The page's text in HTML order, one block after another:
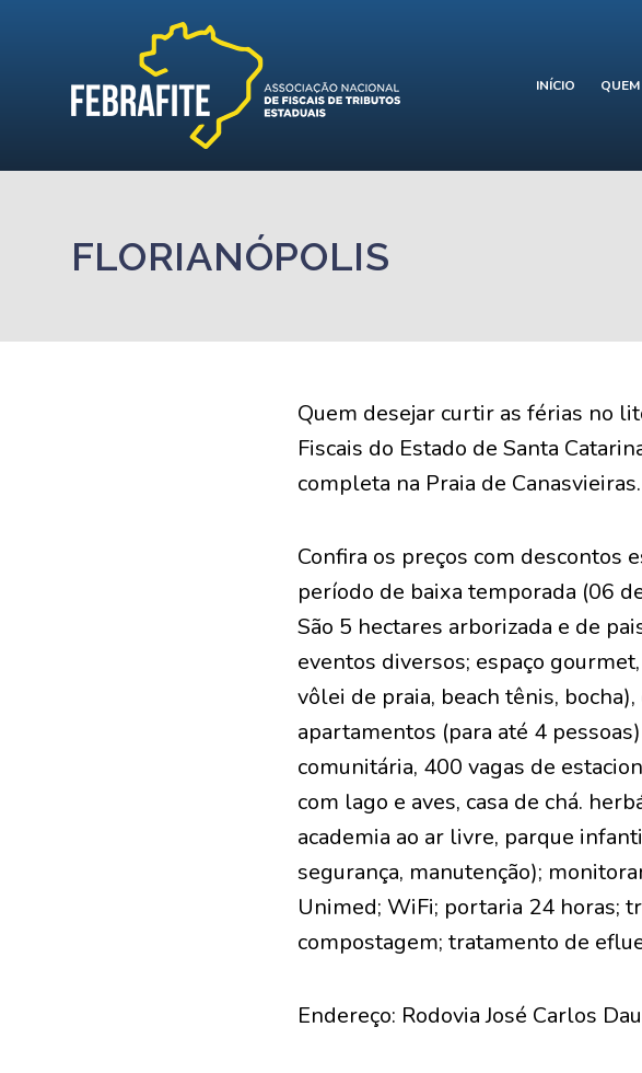
INÍCIO
FLORIANÓPOLIS
Quem desejar curtir as férias no
Fiscais do Estado de Santa
completa na Praia de Canasvieiras.
Confira os preços com descontos
período de baixa temporada (06
São 5 hectares arborizada e de
eventos diversos; espaço
vôlei de praia, beach tênis,
apartamentos (para até 4
comunitária, 400 vagas de
com lago e aves, casa de chá.
academia ao ar livre, parque
segurança, manutenção);
Unimed; WiFi; portaria 24 horas;
compostagem; tratamento de
Endereço: Rodovia José Carlos